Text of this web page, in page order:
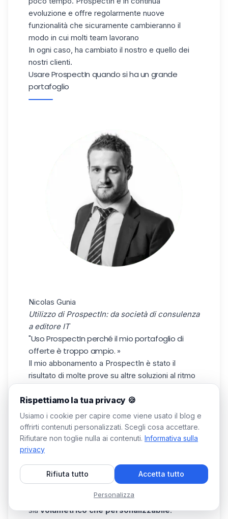
evoluzione e offre regolarmente nuove
funzionalità che sicuramente cambieranno il
modo in cui molti team lavorano
In ogni caso, ha cambiato il nostro e quello dei
nostri clienti.
Usare ProspectIn quando si ha un grande
portafoglio
Nicolas Gunia
Utilizzo di ProspectIn: da società di consulenza
a editore IT
"Uso ProspectIn perché il mio portafoglio di
offerte è troppo ampio. »
Il mio abbonamento a ProspectIn è stato il
risultato di molte prove su altre soluzioni al ritmo
nella consulenza o con un editore come oggi, il
mio obiettivo è sempre stato quello di sviluppare
la mia rete su LinkedIn il più rapidamente
possibile, per rendermi visibile, per generare
lead da target completamente diversi.
una piccola azienda; in questo, le opportunità, le
necessità, le aspettative e le richieste sono ogni
volta specifiche. Il mio approccio doveva essere
siavolumetrico che personalizzabile.
Rispettiamo la tua privacy 🍪
Usiamo i cookie per capire come viene usato il blog e
offrirti contenuti personalizzati. Scegli cosa accettare.
Rifiutare non toglie nulla ai contenuti. Informativa sulla
privacy
Rifiuta tutto Accetta tutto
Personalizza